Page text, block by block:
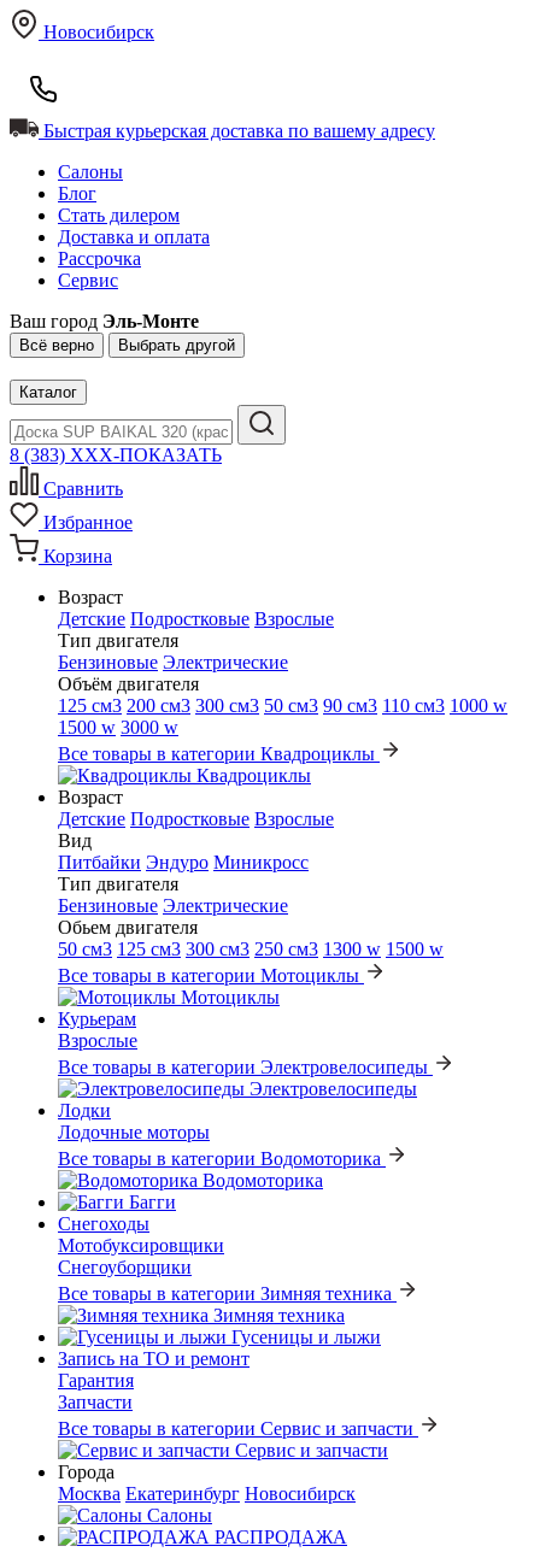
Новосибирск
Быстрая курьерская доставка по вашему адресу
Салоны
Блог
Стать дилером
Доставка и оплата
Рассрочка
Сервис
Ваш город Эль-Монте
Всё верно Выбрать другой
Каталог
8 (383) XXX-ПОКАЗАТЬ
Сравнить
Избранное
Корзина
Возраст
Детские Подростковые Взрослые
Тип двигателя
Бензиновые Электрические
Объём двигателя
125 см3 200 см3 300 см3 50 см3 90 см3 110 см3 1000 w
1500 w 3000 w
Все товары в категории Квадроциклы
Квадроциклы
Возраст
Детские Подростковые Взрослые
Вид
Питбайки Эндуро Миникросс
Тип двигателя
Бензиновые Электрические
Обьем двигателя
50 см3 125 см3 300 см3 250 см3 1300 w 1500 w
Все товары в категории Мотоциклы
Мотоциклы
Курьерам
Взрослые
Все товары в категории Электровелосипеды
Электровелосипеды
Лодки
Лодочные моторы
Все товары в категории Водомоторика
Водомоторика
Багги
Снегоходы
Мотобуксировщики
Снегоуборщики
Все товары в категории Зимняя техника
Зимняя техника
Гусеницы и лыжи
Запись на ТО и ремонт
Гарантия
Запчасти
Все товары в категории Сервис и запчасти
Сервис и запчасти
Города
Москва Екатеринбург Новосибирск
Салоны
РАСПРОДАЖА